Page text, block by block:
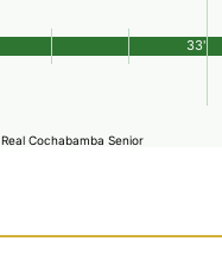
Real Cochabamba Senior
33'